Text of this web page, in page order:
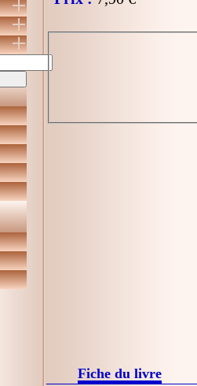
Fiche du livre